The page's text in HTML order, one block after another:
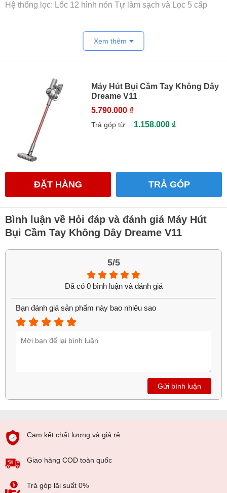
Hệ thống lọc: Lốc 12 hình nón Tự làm sạch và Lọc 5 cấp
Xem thêm
Máy Hút Bụi Cầm Tay Không Dây
Dreame V11
5.790.000 ₫
Trả góp từ: 1.158.000 ₫
ĐẶT HÀNG TRẢ GÓP
Bình luận về Hỏi đáp và đánh giá Máy Hút
Bụi Cầm Tay Không Dây Dreame V11
5/5
Đã có 0 bình luận và đánh giá
Bạn đánh giá sản phẩm này bao nhiêu sao
Gửi bình luận
Cam kết chất lượng và giá rẻ
Giao hàng COD toàn quốc
Trả góp lãi suất 0%